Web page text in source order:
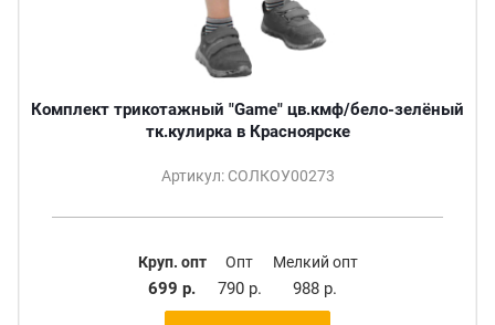
Комплект трикотажный "Game" цв.кмф/бело-зелёный
тк.кулирка в Красноярске
Артикул: СОЛКОУ00273
Круп. опт
699 р.
Опт
790 р.
Мелкий опт
988 р.